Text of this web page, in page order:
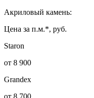
Акриловый камень:
Цена за п.м.*, руб.
Staron
от 8 900
Grandex
от 8 700